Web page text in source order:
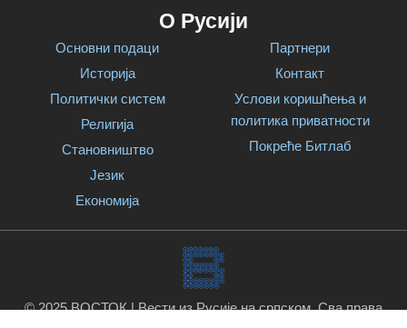
О Русији
Основни подаци
Историја
Политички систем
Религија
Становништво
Језик
Економија
Партнери
Контакт
Услови коришћења и
политика приватности
Покреће Битлаб
© 2025 ВОСТОК | Вести из Русије на српском. Сва права